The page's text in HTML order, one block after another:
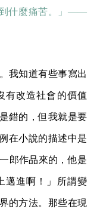
什麼痛苦。」——
我知道有些事寫出
有改造社會的價值
錯的，但我就是要
在小說的描述中是
郎作品來的，他是
邁進啊！」所謂變
的方法。那些在現